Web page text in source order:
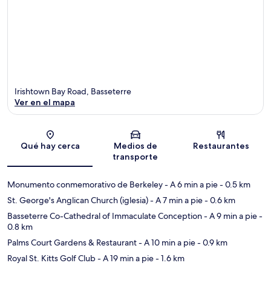
Sección del mapa
Irishtown Bay Road, Basseterre
Ver en el mapa
Qué hay cerca
Medios de
transporte
Restaurantes
Monumento conmemorativo de Berkeley- A 6 min a pie- 0.5 km
St. George's Anglican Church (iglesia)- A 7 min a pie- 0.6 km
Basseterre Co-Cathedral of Immaculate Conception- A 9 min a pie-
0.8 km
Palms Court Gardens & Restaurant- A 10 min a pie- 0.9 km
Royal St. Kitts Golf Club- A 19 min a pie- 1.6 km